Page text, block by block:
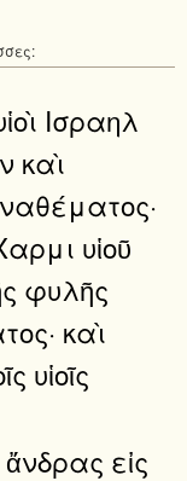
Ισραηλ
καὶ
υἱοῦ
φυλῆς
καὶ
υἱοῖς
εἰς